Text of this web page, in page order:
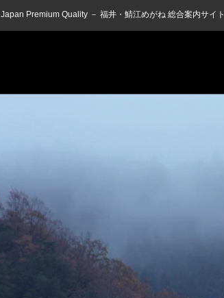
Japan Premium Quality － 福井・鯖江めがね 総合案内サイト